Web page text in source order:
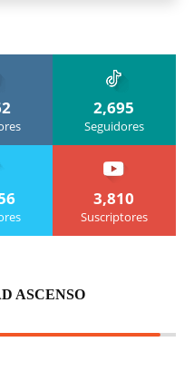
2,695
Seguidores
3,810
Suscriptores
ASCENSO